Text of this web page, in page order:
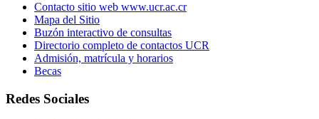
Contacto sitio web www.ucr.ac.cr
Mapa del Sitio
Buzón interactivo de consultas
Directorio completo de contactos UCR
Admisión, matrícula y horarios
Becas
Redes Sociales